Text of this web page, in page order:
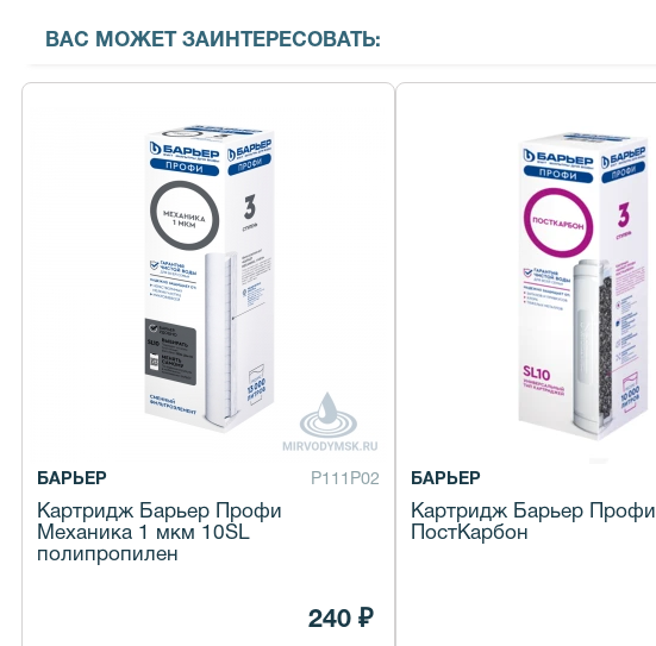
ВАС МОЖЕТ ЗАИНТЕРЕСОВАТЬ:
БАРЬЕР Р111Р02
Картридж Барьер Профи
Механика 1 мкм 10SL
полипропилен
240 ₽
БАРЬЕР
Картридж Барьер Профи
ПостКарбон